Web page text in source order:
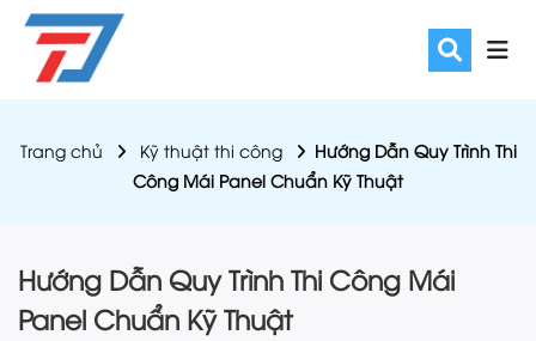
Trang chủ Kỹ thuật thi công
Hướng Dẫn Quy Trình Thi
Công Mái Panel Chuẩn Kỹ Thuật
Hướng Dẫn Quy Trình Thi Công Mái
Panel Chuẩn Kỹ Thuật